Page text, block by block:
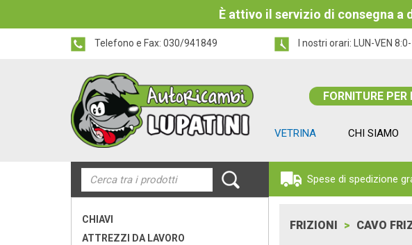
È attivo il servizio di consegna
Telefono e Fax: 030/941849 I nostri orari: LUN-VEN
FORNITURE
VETRINA CHI SIAMO
Spese di spedizione
FRIZIONI CAVO
CHIAVI
ATTREZZI DA LAVORO